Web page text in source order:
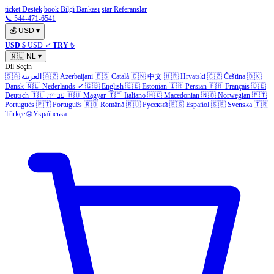
ticket Destek book Bilgi Bankası star Referanslar
📞 544-471-6541
💰 USD ▾
USD $ USD ✓ TRY ₺
🇳🇱 NL ▾
Dil Seçin
🇸🇦 العربية 🇦🇿 Azerbaijani 🇪🇸 Català 🇨🇳 中文 🇭🇷 Hrvatski 🇨🇿 Čeština 🇩🇰
Dansk 🇳🇱 Nederlands ✓ 🇬🇧 English 🇪🇪 Estonian 🇮🇷 Persian 🇫🇷 Français 🇩🇪
Deutsch 🇮🇱 עברית 🇭🇺 Magyar 🇮🇹 Italiano 🇲🇰 Macedonian 🇳🇴 Norwegian 🇵🇹
Português 🇵🇹 Português 🇷🇴 Română 🇷🇺 Русский 🇪🇸 Español 🇸🇪 Svenska 🇹🇷
Türkçe 🌐 Українська